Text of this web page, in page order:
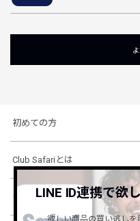
初めての方
Club Safariとは
ショッピングガイド
LINE ID連携で欲
欲しい商品の買い逃し